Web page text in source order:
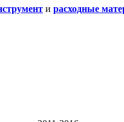
и расходные